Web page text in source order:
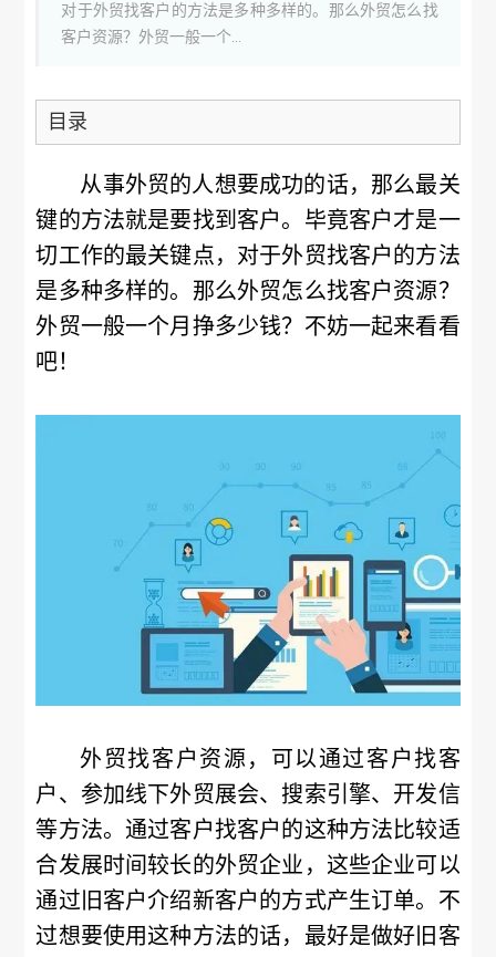
对于外贸找客户的方法是多种多样的。那么外贸怎么找
客户资源？外贸一般一个...
目录
从事外贸的人想要成功的话，那么最关
键的方法就是要找到客户。毕竟客户才是一
切工作的最关键点，对于外贸找客户的方法
是多种多样的。那么外贸怎么找客户资源？
外贸一般一个月挣多少钱？不妨一起来看看
吧！
外贸找客户资源，可以通过客户找客
户、参加线下外贸展会、搜索引擎、开发信
等方法。通过客户找客户的这种方法比较适
合发展时间较长的外贸企业，这些企业可以
通过旧客户介绍新客户的方式产生订单。不
过想要使用这种方法的话，最好是做好旧客